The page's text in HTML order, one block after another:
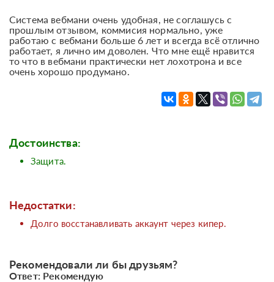
Система вебмани очень удобная, не соглашусь с
прошлым отзывом, коммисия нормально, уже
работаю с вебмани больше 6 лет и всегда всё отлично
работает, я лично им доволен. Что мне ещё нравится
то что в вебмани практически нет лохотрона и все
очень хорошо продумано.
Достоинства:
Защита.
Недостатки:
Долго восстанавливать аккаунт через кипер.
Рекомендовали ли бы друзьям?
Ответ: Рекомендую